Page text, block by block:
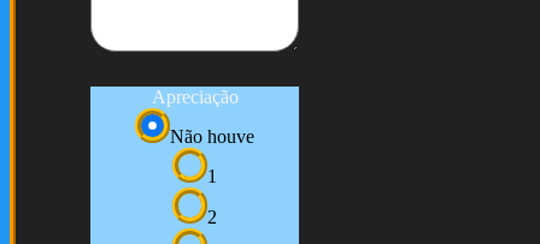
Apreciação
Não houve
1
2